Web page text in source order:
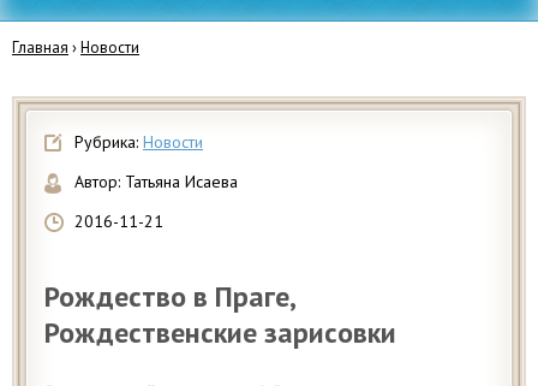
Главная ›Новости
Рубрика: Новости
Автор: Татьяна Исаева
2016-11-21
Рождество в Праге,
Рождественские зарисовки